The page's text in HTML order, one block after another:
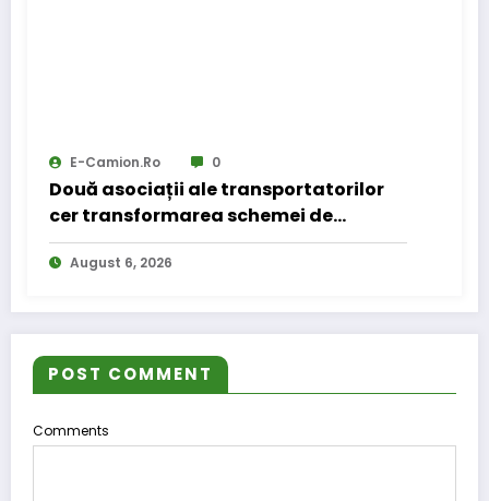
E-Camion.ro 0
Două asociații ale transportatorilor
cer transformarea schemei de
compensare a accizei în mecanism
permanent
August 6, 2026
POST COMMENT
Comments